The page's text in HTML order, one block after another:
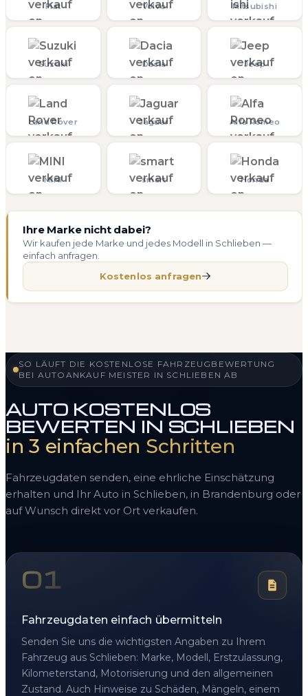
Fiat Volvo Mitsubishi
Suzuki Dacia Jeep
Land Rover Jaguar Alfa Romeo
MINI smart Honda
Ihre Marke nicht dabei?
Wir kaufen jede Marke und jedes Modell in Schlieben —
einfach anfragen.
Kostenlos anfragen
SO LÄUFT DIE KOSTENLOSE FAHRZEUGBEWERTUNG
BEI AUTOANKAUF MEISTER IN SCHLIEBEN AB
AUTO KOSTENLOS
BEWERTEN IN SCHLIEBEN
in 3 einfachen Schritten
Fahrzeugdaten senden, eine ehrliche Einschätzung
erhalten und Ihr Auto in Schlieben, in Brandenburg oder
auf Wunsch direkt vor Ort verkaufen.
01
Fahrzeugdaten einfach übermitteln
Senden Sie uns die wichtigsten Angaben zu Ihrem
Fahrzeug aus Schlieben: Marke, Modell, Erstzulassung,
Kilometerstand, Motorisierung und den allgemeinen
Zustand. Auch Hinweise zu Schäden, Mängeln, einem